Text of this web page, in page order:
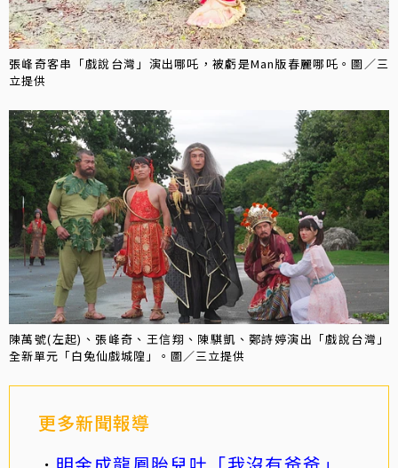
張峰奇客串「戲說台灣」演出哪吒，被虧是Man版春麗哪吒。圖／三
立提供
陳萬號(左起)、張峰奇、王信翔、陳騏凱、鄭詩婷演出「戲說台灣」
全新單元「白兔仙戲城隍」。圖／三立提供
更多新聞報導